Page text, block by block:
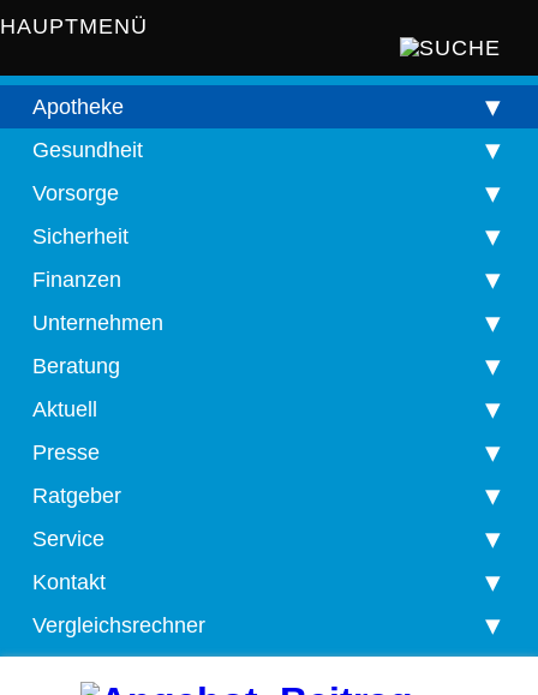
HAUPTMENÜ
Apotheke
Gesundheit
Vorsorge
Sicherheit
Finanzen
Unternehmen
Beratung
Aktuell
Presse
Ratgeber
Service
Kontakt
Vergleichsrechner